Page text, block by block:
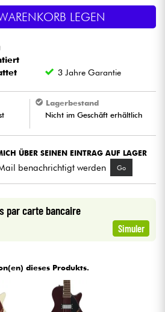
LEGEN
3 Jahre Garantie
Lagerbestand
Nicht im Geschäft erhältlich
ÜBER SEINEN EINTRAG AUF LAGER
benachrichtigt werden Go
par carte bancaire
Simuler
dieses Produkts.